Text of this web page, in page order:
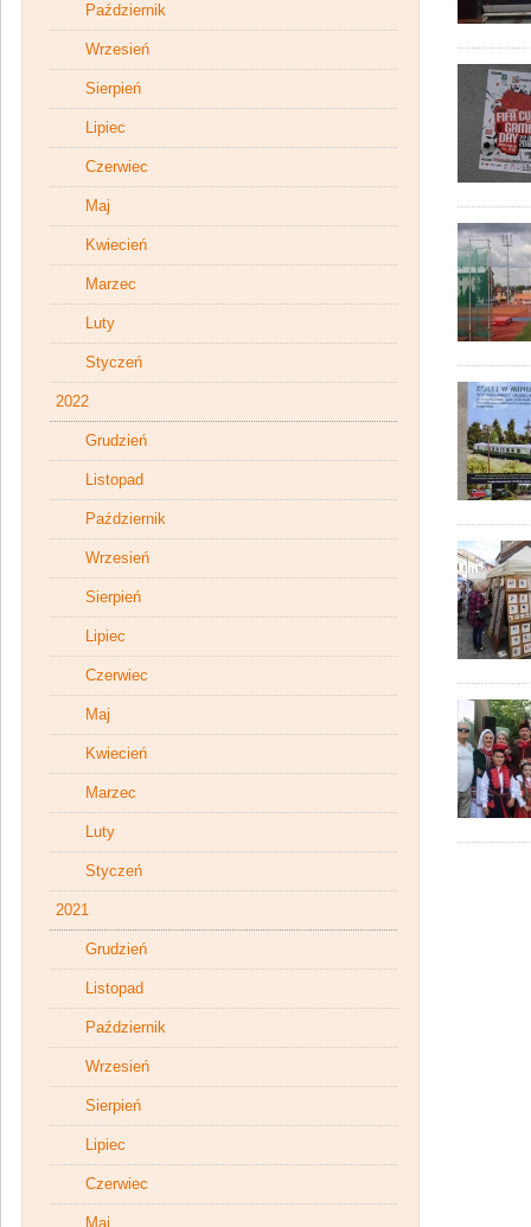
Październik
Wrzesień
Sierpień
Lipiec
Czerwiec
Maj
Kwiecień
Marzec
Luty
Styczeń
2022
Grudzień
Listopad
Październik
Wrzesień
Sierpień
Lipiec
Czerwiec
Maj
Kwiecień
Marzec
Luty
Styczeń
2021
Grudzień
Listopad
Październik
Wrzesień
Sierpień
Lipiec
Czerwiec
Maj